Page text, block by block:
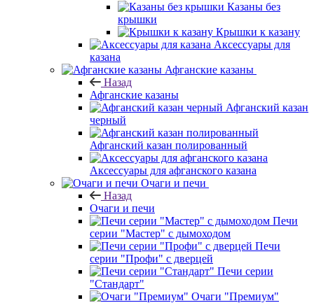
Казаны без
крышки
Крышки к казану
Аксессуары для
казана
Афганские казаны
Назад
Афганские казаны
Афганский казан
черный
Афганский казан полированный
Аксессуары для афганского казана
Очаги и печи
Назад
Очаги и печи
Печи
серии "Мастер" с дымоходом
Печи
серии "Профи" с дверцей
Печи серии
"Стандарт"
Очаги "Премиум"